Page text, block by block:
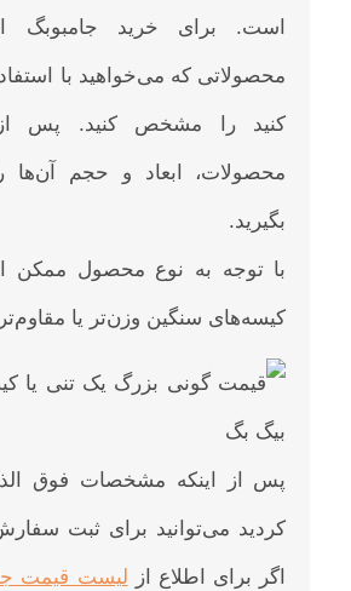
است. برای خرید جامبوبگ
محصولاتی که می‌خواهید با
کنید را مشخص کنید. پس از
محصولات، ابعاد و حجم آن‌ها
بگیرید.
با توجه به نوع محصول ممکن
کیسه‌های سنگین وزن‌تر یا
پس از اینکه مشخصات فوق
کردید می‌توانید برای ثبت
اگر برای اطلاع از لیست قیمت